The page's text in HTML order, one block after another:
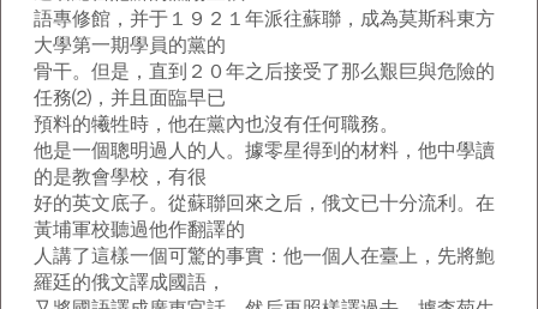
語專修館，并于１９２１年派往蘇聯，成為莫斯科東方
大學第一期學員的黨的
骨干。但是，直到２０年之后接受了那么艱巨與危險的
任務⑵，并且面臨早已
預料的犧牲時，他在黨內也沒有任何職務。
他是一個聰明過人的人。據零星得到的材料，他中學讀
的是教會學校，有很
好的英文底子。從蘇聯回來之后，俄文已十分流利。在
黃埔軍校聽過他作翻譯的
人講了這樣一個可驚的事實：他一個人在臺上，先將鮑
羅廷的俄文譯成國語，